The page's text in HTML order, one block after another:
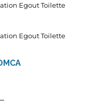
Egout Toilette
Egout Toilette